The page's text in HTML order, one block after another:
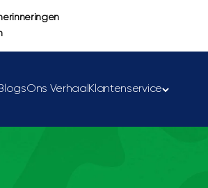
Ons Verhaal Klantenservice